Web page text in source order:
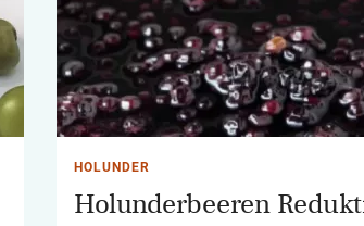
HOLUNDER
Holunderbeeren